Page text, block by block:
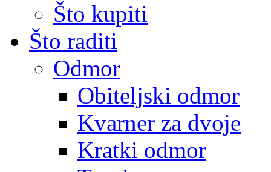
Što kupiti
Što raditi
Odmor
Obiteljski odmor
Kvarner za dvoje
Kratki odmor